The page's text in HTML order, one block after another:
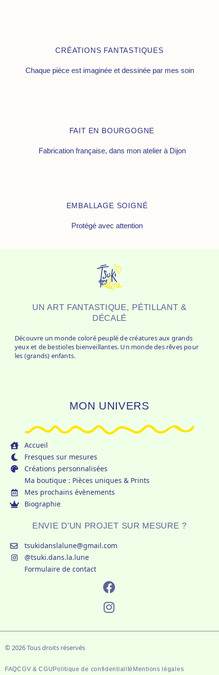
CRÉATIONS FANTASTIQUES
Chaque pièce est imaginée et dessinée par mes soin
FAIT EN BOURGOGNE
Fabrication française, dans mon atelier à Dijon
EMBALLAGE SOIGNÉ
Protégé avec attention
UN ART FANTASTIQUE, PÉTILLANT &
DÉCALÉ
Découvre un monde coloré peuplé de créatures aux grands
yeux et de bestioles bienveillantes. Un monde des rêves pour
les (grands) enfants.
MON UNIVERS
Accueil
Fresques sur mesures
Créations personnalisées
Ma boutique : Pièces uniques & Prints
Mes prochains évènements
Biographie
ENVIE D'UN PROJET SUR MESURE ?
tsukidanslalune@gmail.com
@tsuki.dans.la.lune
Formulaire de contact
Facebook
Instagram
© 2026 Tous droits réservés
FAQCGV & CGUPolitique de confidentialité Mentions légales